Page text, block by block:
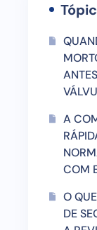
A
COM
O
DE